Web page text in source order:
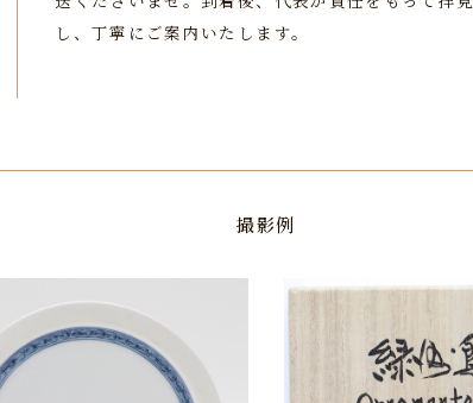
し、丁寧にご案内いたします。
撮影例